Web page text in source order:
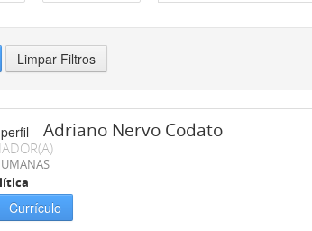
Limpar Filtros
Adriano Nervo Codato
Currículo